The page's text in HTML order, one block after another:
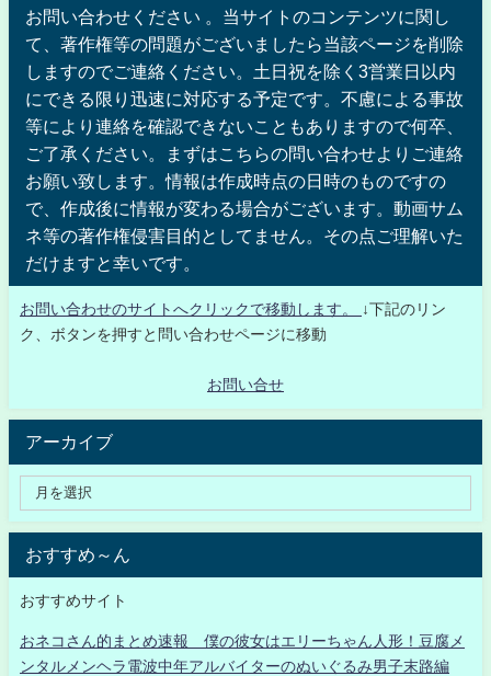
お問い合わせください 。当サイトのコンテンツに関し
て、著作権等の問題がございましたら当該ページを削除
しますのでご連絡ください。土日祝を除く3営業日以内
にできる限り迅速に対応する予定です。不慮による事故
等により連絡を確認できないこともありますので何卒、
ご了承ください。まずはこちらの問い合わせよりご連絡
お願い致します。情報は作成時点の日時のものですの
で、作成後に情報が変わる場合がございます。動画サム
ネ等の著作権侵害目的としてません。その点ご理解いた
だけますと幸いです。
お問い合わせのサイトへクリックで移動します。
↓下記のリン
ク、ボタンを押すと問い合わせページに移動
お問い合せ
アーカイブ
おすすめ～ん
おすすめサイト
おネコさん的まとめ速報 僕の彼女はエリーちゃん人形！豆腐メ
ンタルメンヘラ電波中年アルバイターのぬいぐるみ男子末路編